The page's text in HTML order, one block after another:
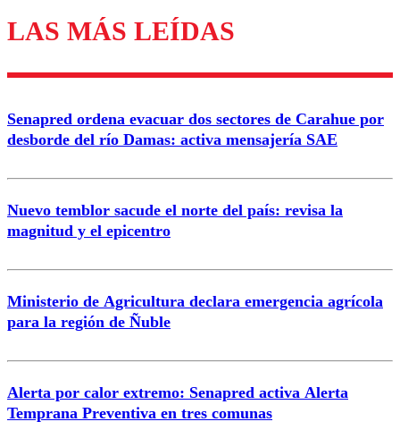
Enviar comentario
LAS MÁS LEÍDAS
Senapred ordena evacuar dos sectores de Carahue por
desborde del río Damas: activa mensajería SAE
Nuevo temblor sacude el norte del país: revisa la
magnitud y el epicentro
Ministerio de Agricultura declara emergencia agrícola
para la región de Ñuble
Alerta por calor extremo: Senapred activa Alerta
Temprana Preventiva en tres comunas